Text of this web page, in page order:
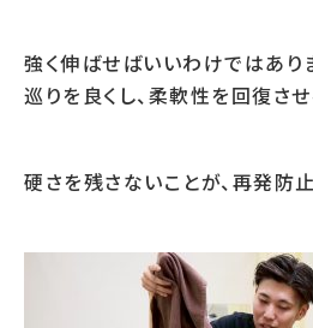
強く伸ばせばいいわけではあり
巡りを良くし、柔軟性を回復さ
硬さを残さないことが、再発防